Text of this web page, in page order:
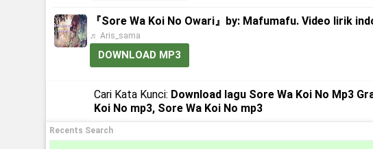
『Sore Wa Koi No Owari』by: Mafumafu. Video lirik
♬ Aris_sama
DOWNLOAD MP3
Cari Kata Kunci: Download lagu Sore Wa Koi No Mp3
Koi No mp3, Sore Wa Koi No mp3
Recents Search